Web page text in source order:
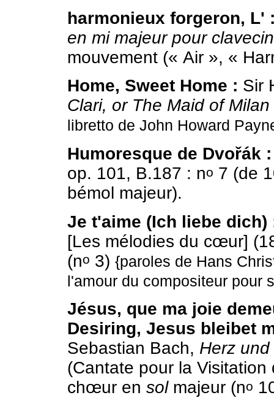
harmonieux forgeron, L'
en mi majeur pour clavecin
mouvement (« Air », «
Home, Sweet Home : Sir
Clari, or The Maid of Milan
libretto de John Howard
Humoresque de Dvořák :
op. 101, B.187 : no 7 (de
bémol majeur).
Je t'aime (Ich liebe dich)
[Les mélodies du cœur]
(no 3) {paroles de Hans
l'amour du compositeur pour
Jésus, que ma joie
Desiring, Jesus bleibet
Sebastian Bach, Herz
(Cantate pour la
chœur en solmajeur (no